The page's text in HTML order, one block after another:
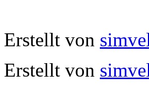
Erstellt von
Erstellt von